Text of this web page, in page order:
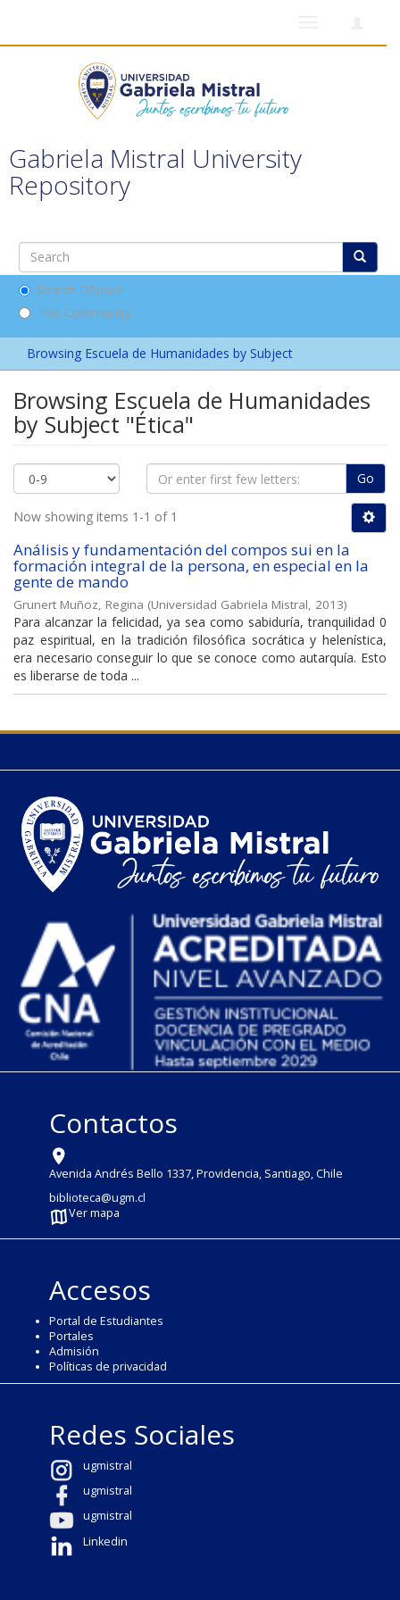
Gabriela Mistral University
Repository
Search DSpace
This Community
Browsing Escuela de Humanidades by Subject
Browsing Escuela de Humanidades
by Subject "Ética"
Go
Now showing items 1-1 of 1
Análisis y fundamentación del compos sui en la
formación integral de la persona, en especial en la
gente de mando
Grunert Muñoz, Regina (Universidad Gabriela Mistral, 2013)
Para alcanzar la felicidad, ya sea como sabiduría, tranquilidad 0
paz espiritual, en la tradición filosófica socrática y helenística,
era necesario conseguir lo que se conoce como autarquía. Esto
es liberarse de toda ...
Contactos
Avenida Andrés Bello 1337, Providencia, Santiago, Chile
biblioteca@ugm.cl
Ver mapa
Accesos
Portal de Estudiantes
Portales
Admisión
Políticas de privacidad
Redes Sociales
ugmistral
ugmistral
ugmistral
Linkedin